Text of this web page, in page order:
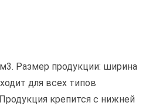
Размер продукции: ширина
для всех типов
крепится с нижней